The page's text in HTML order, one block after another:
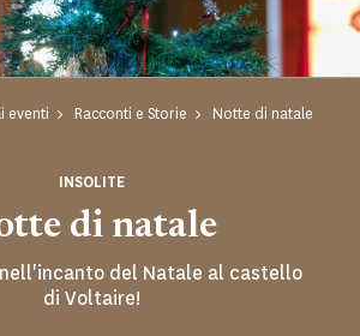
eventi Racconti e Storie Notte di natale
di natale
INSOLITE
del Natale al castello
di Voltaire!